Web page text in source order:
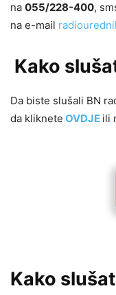
na 055/228-400,
na e-mail
Kako
Da biste slušali BN
da kliknete OVDJE ili
Kako